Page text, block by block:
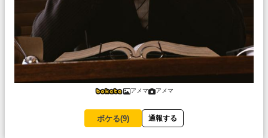
アメマ アメマ
ボケる(9) 通報する